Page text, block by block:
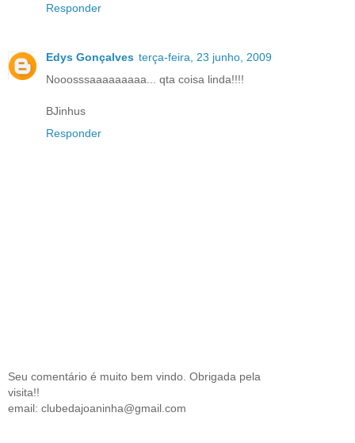
Responder
Edys Gonçalves terça-feira, 23 junho, 2009
Nooosssaaaaaaaaa... qta coisa linda!!!!
BJinhus
Responder
Seu comentário é muito bem vindo. Obrigada pela
visita!!
email: clubedajoaninha@gmail.com